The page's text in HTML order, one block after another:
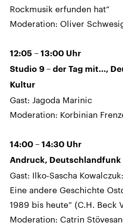
Rockmusik erfunden hat“
Moderation: Oliver
12:05 – 13:00 Uhr
Studio 9 – der Tag mit...,
Kultur
Gast: Jagoda Marinic
Moderation: Korbinian
14:00 – 14:30 Uhr
Andruck, Deutschlandfunk
Gast: Ilko-Sascha
Eine andere Geschichte
1989 bis heute“ (C.H. Beck
Moderation: Catrin